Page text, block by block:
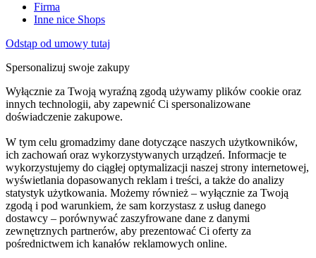
Firma
Inne nice Shops
Odstąp od umowy tutaj
Spersonalizuj swoje zakupy
Wyłącznie za Twoją wyraźną zgodą używamy plików cookie oraz
innych technologii, aby zapewnić Ci spersonalizowane
doświadczenie zakupowe.
W tym celu gromadzimy dane dotyczące naszych użytkowników,
ich zachowań oraz wykorzystywanych urządzeń. Informacje te
wykorzystujemy do ciągłej optymalizacji naszej strony internetowej,
wyświetlania dopasowanych reklam i treści, a także do analizy
statystyk użytkowania. Możemy również – wyłącznie za Twoją
zgodą i pod warunkiem, że sam korzystasz z usług danego
dostawcy – porównywać zaszyfrowane dane z danymi
zewnętrznych partnerów, aby prezentować Ci oferty za
pośrednictwem ich kanałów reklamowych online.